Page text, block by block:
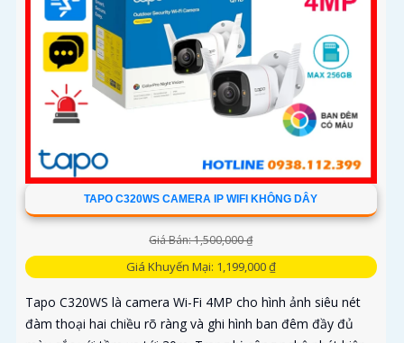
TAPO C320WS CAMERA IP WIFI KHÔNG DÂY
Giá Bán: 1,500,000 ₫
Giá Khuyến Mại: 1,199,000 ₫
Tapo C320WS là camera Wi-Fi 4MP cho hình ảnh siêu nét
đàm thoại hai chiều rõ ràng và ghi hình ban đêm đầy đủ